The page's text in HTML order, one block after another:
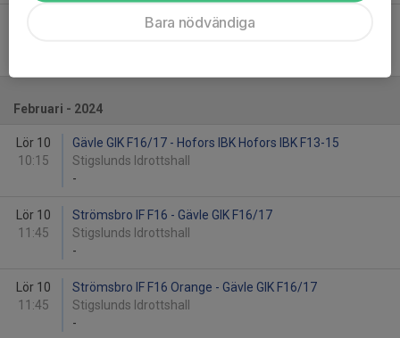
Strömsbro IF F16 Blå - Gävle GIK F16/17
Februari - 2024
Lör 10
10:15
Gävle GIK F16/17 - Hofors IBK Hofors IBK F13-15
Stigslunds Idrottshall
-
Lör 10
11:45
Strömsbro IF F16 - Gävle GIK F16/17
Stigslunds Idrottshall
-
Lör 10
11:45
Strömsbro IF F16 Orange - Gävle GIK F16/17
Stigslunds Idrottshall
-
Bara nödvändiga